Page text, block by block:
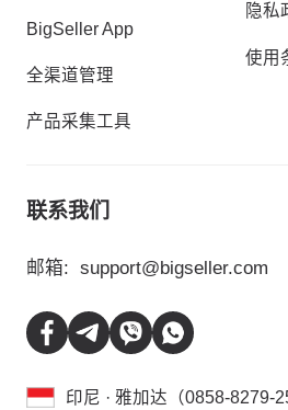
BigSeller App
全渠道管理
产品采集工具
隐私
使用
联系我们
邮箱: support@bigseller.com
印尼 · 雅加达（0858-8279-